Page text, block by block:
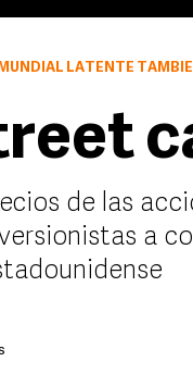
LATENTE TAMBIÉN
de las
a